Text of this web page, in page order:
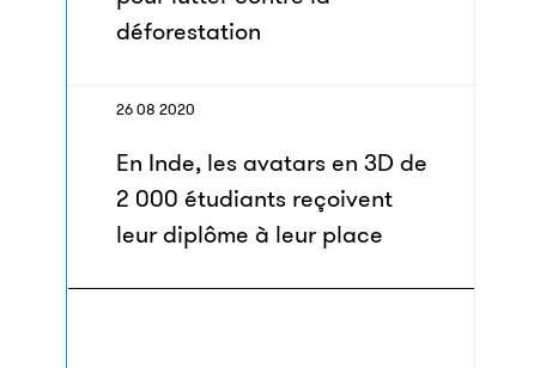
déforestation
26 08 2020
En Inde, les avatars en 3D de
2 000 étudiants reçoivent
leur diplôme à leur place